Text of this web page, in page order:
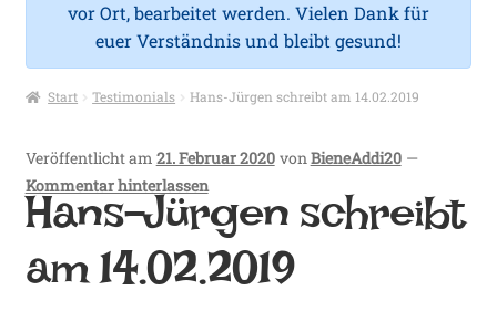
c
h
e
n
b
i
Servicevor Ort, bearbeitet werden. Vielen Dank für
euer Verständnis und bleibt gesund!
Start Testimonials Hans-Jürgen schreibt am 14.02.2019
Veröffentlicht am 21. Februar 2020 vonBieneAddi20 —
Kommentar hinterlassen
Hans-Jürgen schreibt
am 14.02.2019